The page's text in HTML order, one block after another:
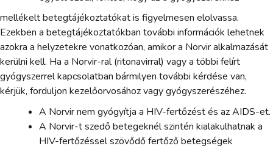
mellékelt betegtájékoztatókat is figyelmesen elolvassa.
Ezekben a betegtájékoztatókban további információk lehetnek
azokra a helyzetekre vonatkozóan, amikor a Norvir alkalmazását
kerülni kell. Ha a Norvir-ral (ritonavirral) vagy a többi felírt
gyógyszerrel kapcsolatban bármilyen további kérdése van,
kérjük, forduljon kezelőorvosához vagy gyógyszerészéhez.
A Norvir nem gyógyítja a HIV-fertőzést és az AIDS-et.
A Norvir-t szedő betegeknél szintén kialakulhatnak a
HIV-fertőzéssel szövődő fertőző betegségek